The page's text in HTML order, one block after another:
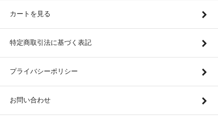
カートを見る
特定商取引法に基づく表記
プライバシーポリシー
お問い合わせ